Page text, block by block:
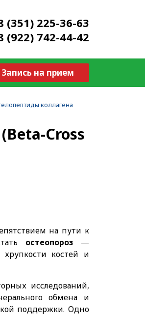
(351) 225-36-63
(922) 742-44-42
Запись на прием
коллагена
Cross
на пути к
остеопороз—
костей и
исследований,
обмена и
поддержки. Одно